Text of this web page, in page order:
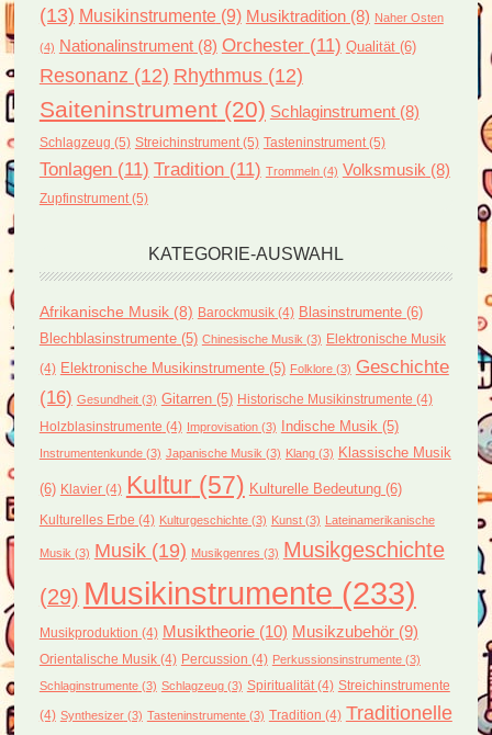
(13) Musikinstrumente(9) Musiktradition(8) Naher Osten
(4) Nationalinstrument(8) Orchester(11) Qualität(6)
Resonanz (12) Rhythmus(12)
Saiteninstrument(20) Schlaginstrument(8)
Schlagzeug (5) Streichinstrument(5) Tasteninstrument(5)
Tonlagen(11) Tradition(11) Trommeln(4) Volksmusik (8)
Zupfinstrument(5)
KATEGORIE-AUSWAHL
Afrikanische Musik(8) Barockmusik(4) Blasinstrumente(6)
Blechblasinstrumente(5) Chinesische Musik (3) Elektronische Musik
(4) Elektronische Musikinstrumente(5) Folklore(3) Geschichte
(16) Gesundheit(3) Gitarren(5) Historische Musikinstrumente (4)
Holzblasinstrumente (4) Improvisation(3) Indische Musik (5)
Instrumentenkunde(3) Japanische Musik (3) Klang(3) Klassische Musik
(6) Klavier(4) Kultur(57) Kulturelle Bedeutung(6)
Kulturelles Erbe (4) Kulturgeschichte(3) Kunst(3) Lateinamerikanische
Musik (3) Musik(19) Musikgenres (3) Musikgeschichte
(29) Musikinstrumente (233)
Musikproduktion (4) Musiktheorie(10) Musikzubehör(9)
Orientalische Musik(4) Percussion (4) Perkussionsinstrumente(3)
Schlaginstrumente(3) Schlagzeug(3) Spiritualität(4) Streichinstrumente
(4) Synthesizer(3) Tasteninstrumente(3) Tradition (4) Traditionelle